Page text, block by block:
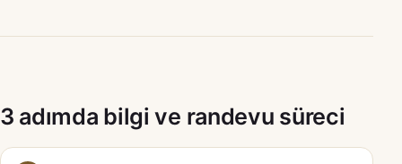
3 adımda bilgi ve randevu süreci